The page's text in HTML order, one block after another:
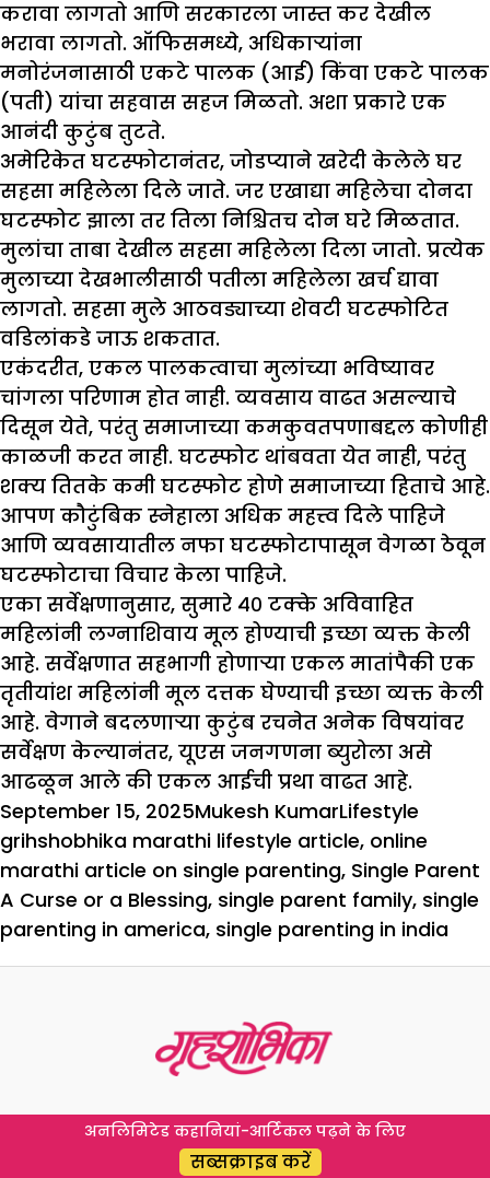
करावा लागतो आणि सरकारला जास्त कर देखील
भरावा लागतो. ऑफिसमध्ये, अधिकाऱ्यांना
मनोरंजनासाठी एकटे पालक (आई) किंवा एकटे पालक
(पती) यांचा सहवास सहज मिळतो. अशा प्रकारे एक
आनंदी कुटुंब तुटते.
अमेरिकेत घटस्फोटानंतर, जोडप्याने खरेदी केलेले घर
सहसा महिलेला दिले जाते. जर एखाद्या महिलेचा दोनदा
घटस्फोट झाला तर तिला निश्चितच दोन घरे मिळतात.
मुलांचा ताबा देखील सहसा महिलेला दिला जातो. प्रत्येक
मुलाच्या देखभालीसाठी पतीला महिलेला खर्च द्यावा
लागतो. सहसा मुले आठवड्याच्या शेवटी घटस्फोटित
वडिलांकडे जाऊ शकतात.
एकंदरीत, एकल पालकत्वाचा मुलांच्या भविष्यावर
चांगला परिणाम होत नाही. व्यवसाय वाढत असल्याचे
दिसून येते, परंतु समाजाच्या कमकुवतपणाबद्दल कोणीही
काळजी करत नाही. घटस्फोट थांबवता येत नाही, परंतु
शक्य तितके कमी घटस्फोट होणे समाजाच्या हिताचे आहे.
आपण कौटुंबिक स्नेहाला अधिक महत्त्व दिले पाहिजे
आणि व्यवसायातील नफा घटस्फोटापासून वेगळा ठेवून
घटस्फोटाचा विचार केला पाहिजे.
एका सर्वेक्षणानुसार, सुमारे ४० टक्के अविवाहित
महिलांनी लग्नाशिवाय मूल होण्याची इच्छा व्यक्त केली
आहे. सर्वेक्षणात सहभागी होणाऱ्या एकल मातांपैकी एक
तृतीयांश महिलांनी मूल दत्तक घेण्याची इच्छा व्यक्त केली
आहे. वेगाने बदलणाऱ्या कुटुंब रचनेत अनेक विषयांवर
सर्वेक्षण केल्यानंतर, यूएस जनगणना ब्युरोला असे
आढळून आले की एकल आईची प्रथा वाढत आहे.
Posted
on
September 15, 2025Author
Mukesh KumarCategories
Lifestyle
grihshobhika marathi lifestyle article, online
marathi article on single parenting, Single Parent
A Curse or a Blessing, single parent family, single
parenting in america, single parenting in india
अनलिमिटेड कहानियां-आर्टिकल पढ़ने के लिए
सब्सक्राइब करें